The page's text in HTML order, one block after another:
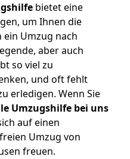
bietet eine
um Ihnen die
Umzug nach
aber auch
so viel zu
und oft fehlt
erledigen. Wenn Sie
Umzugshilfe bei uns
auf einen
Umzug von
freuen.